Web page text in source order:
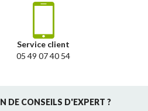
Service client
05 49 07 40 54
DE CONSEILS D'EXPERT ?